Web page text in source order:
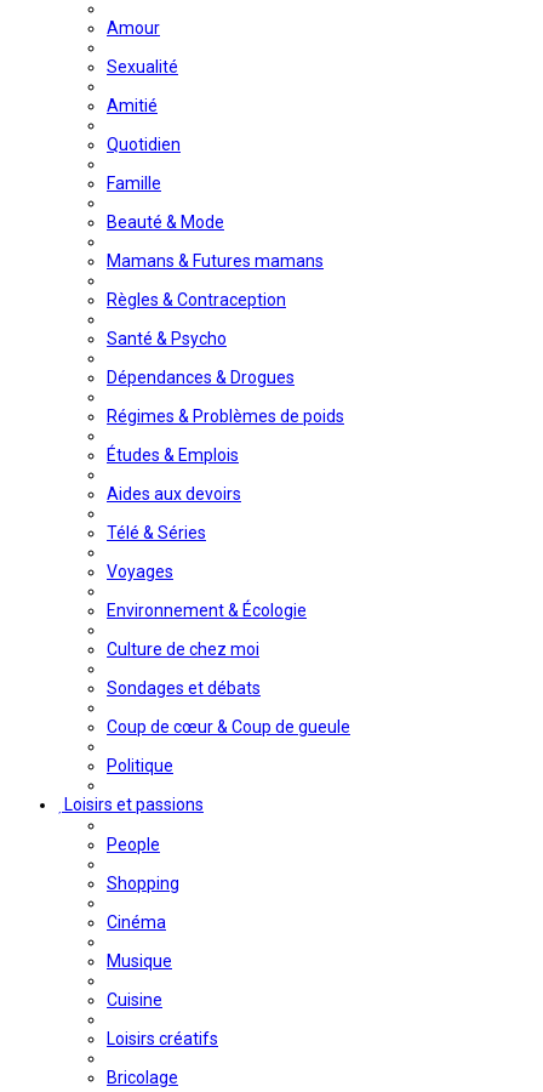
Amour
Sexualité
Amitié
Quotidien
Famille
Beauté & Mode
Mamans & Futures mamans
Règles & Contraception
Santé & Psycho
Dépendances & Drogues
Régimes & Problèmes de poids
Études & Emplois
Aides aux devoirs
Télé & Séries
Voyages
Environnement & Écologie
Culture de chez moi
Sondages et débats
Coup de cœur & Coup de gueule
Politique
Loisirs et passions
People
Shopping
Cinéma
Musique
Cuisine
Loisirs créatifs
Bricolage